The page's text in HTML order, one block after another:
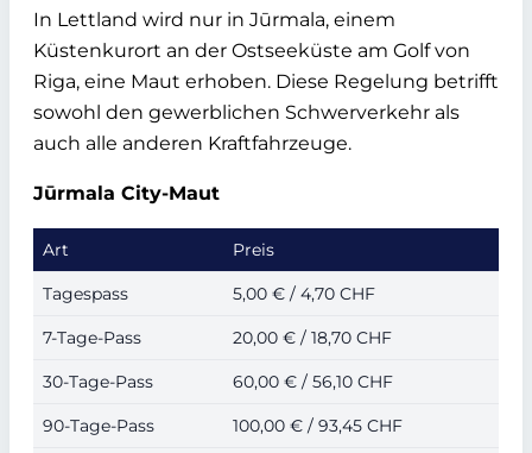
In Lettland wird nur in Jūrmala, einem
Küstenkurort an der Ostseeküste am Golf von
Riga, eine Maut erhoben. Diese Regelung betrifft
sowohl den gewerblichen Schwerverkehr als
auch alle anderen Kraftfahrzeuge.
Jūrmala City-Maut
Art Preis
Tagespass 5,00 € / 4,70 CHF
7-Tage-Pass 20,00 € / 18,70 CHF
30-Tage-Pass 60,00 € / 56,10 CHF
90-Tage-Pass 100,00 € / 93,45 CHF